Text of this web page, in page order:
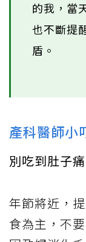
的我，當
也不斷提
盾。
產科醫師小
別吃到肚子
年節將近，
食為主，不